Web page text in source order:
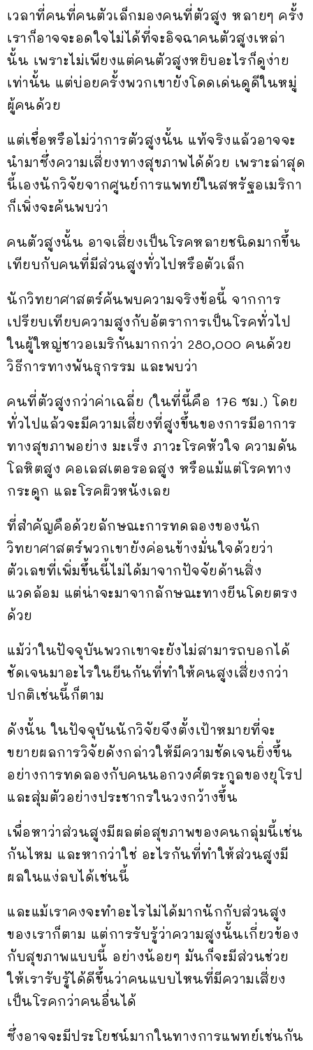
เวลาที่คนที่คนตัวเล็กมองคนที่ตัวสูง หลายๆ ครั้ง
เราก็อาจจะอดใจไม่ได้ที่จะอิจฉาคนตัวสูงเหล่า
นั้น เพราะไม่เพียงแต่คนตัวสูงหยิบอะไรก็ดูง่าย
เท่านั้น แต่บ่อยครั้งพวกเขายังโดดเด่นดูดีในหมู่
ผู้คนด้วย
แต่เชื่อหรือไม่ว่าการตัวสูงนั้น แท้จริงแล้วอาจจะ
นำมาซึ่งความเสี่ยงทางสุขภาพได้ด้วย เพราะล่าสุด
นี้เองนักวิจัยจากศูนย์การแพทย์ในสหรัฐอเมริกา
ก็เพิ่งจะค้นพบว่า
คนตัวสูงนั้น อาจเสี่ยงเป็นโรคหลายชนิดมากขึ้น
เทียบกับคนที่มีส่วนสูงทั่วไปหรือตัวเล็ก
นักวิทยาศาสตร์ค้นพบความจริงข้อนี้ จากการ
เปรียบเทียบความสูงกับอัตราการเป็นโรคทั่วไป
ในผู้ใหญ่ชาวอเมริกันมากกว่า 280,000 คนด้วย
วิธีการทางพันธุกรรม และพบว่า
คนที่ตัวสูงกว่าค่าเฉลี่ย (ในที่นี้คือ 176 ซม.) โดย
ทั่วไปแล้วจะมีความเสี่ยงที่สูงขึ้นของการมีอาการ
ทางสุขภาพอย่าง มะเร็ง ภาวะโรคหัวใจ ความดัน
โลหิตสูง คอเลสเตอรอลสูง หรือแม้แต่โรคทาง
กระดูก และโรคผิวหนังเลย
ที่สำคัญคือด้วยลักษณะการทดลองของนัก
วิทยาศาสตร์พวกเขายังค่อนข้างมั่นใจด้วยว่า
ตัวเลขที่เพิ่มขึ้นนี้ไม่ได้มาจากปัจจัยด้านสิ่ง
แวดล้อม แต่น่าจะมาจากลักษณะทางยีนโดยตรง
ด้วย
แม้ว่าในปัจจุบันพวกเขาจะยังไม่สามารถบอกได้
ชัดเจนมาอะไรในยีนกันที่ทำให้คนสูงเสี่ยงกว่า
ปกติเช่นนี้ก็ตาม
ดังนั้น ในปัจจุบันนักวิจัยจึงตั้งเป้าหมายที่จะ
ขยายผลการวิจัยดังกล่าวให้มีความชัดเจนยิ่งขึ้น
อย่างการทดลองกับคนนอกวงศ์ตระกูลของยุโรป
และสุ่มตัวอย่างประชากรในวงกว้างขึ้น
เพื่อหาว่าส่วนสูงมีผลต่อสุขภาพของคนกลุ่มนี้เช่น
กันไหม และหากว่าใช่ อะไรกันที่ทำให้ส่วนสูงมี
ผลในแง่ลบได้เช่นนี้
และแม้เราคงจะทำอะไรไม่ได้มากนักกับส่วนสูง
ของเราก็ตาม แต่การรับรู้ว่าความสูงนั้นเกี่ยวข้อง
กับสุขภาพแบบนี้ อย่างน้อยๆ มันก็จะมีส่วนช่วย
ให้เรารับรู้ได้ดีขึ้นว่าคนแบบไหนที่มีความเสี่ยง
เป็นโรคกว่าคนอื่นได้
ซึ่งอาจจะมีประโยชน์มากในทางการแพทย์เช่นกัน